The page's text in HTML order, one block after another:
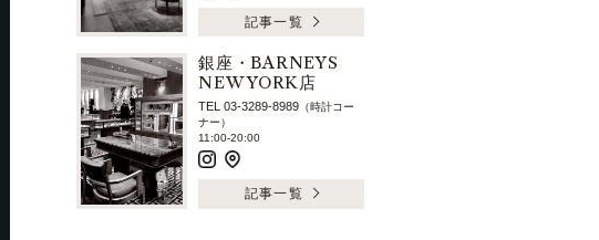
記事一覧
銀座・BARNEYS
NEW YORK店
TEL 03-3289-8989 （時計コー
ナー）
11:00-20:00
記事一覧